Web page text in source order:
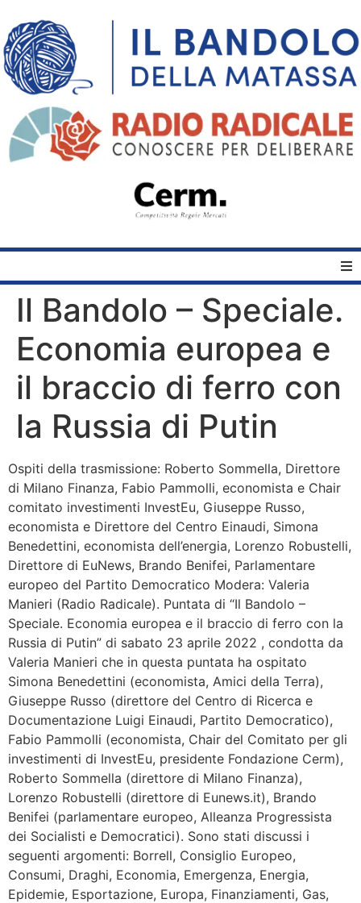
Home
Quelli del Bandolo
Bandolo
Connessioni
Fondazione CERM
Fondazione CERM – Idee
Il Bandolo – Speciale.
Economia europea e
il braccio di ferro con
la Russia di Putin
Ospiti della trasmissione: Roberto Sommella, Direttore
di Milano Finanza, Fabio Pammolli, economista e Chair
comitato investimenti InvestEu, Giuseppe Russo,
economista e Direttore del Centro Einaudi, Simona
Benedettini, economista dell’energia, Lorenzo Robustelli,
Direttore di EuNews, Brando Benifei, Parlamentare
europeo del Partito Democratico Modera: Valeria
Manieri (Radio Radicale). Puntata di “Il Bandolo –
Speciale. Economia europea e il braccio di ferro con la
Russia di Putin” di sabato 23 aprile 2022 , condotta da
Valeria Manieri che in questa puntata ha ospitato
Simona Benedettini (economista, Amici della Terra),
Giuseppe Russo (direttore del Centro di Ricerca e
Documentazione Luigi Einaudi, Partito Democratico),
Fabio Pammolli (economista, Chair del Comitato per gli
investimenti di InvestEu, presidente Fondazione Cerm),
Roberto Sommella (direttore di Milano Finanza),
Lorenzo Robustelli (direttore di Eunews.it), Brando
Benifei (parlamentare europeo, Alleanza Progressista
dei Socialisti e Democratici). Sono stati discussi i
seguenti argomenti: Borrell, Consiglio Europeo,
Consumi, Draghi, Economia, Emergenza, Energia,
Epidemie, Esportazione, Europa, Finanziamenti, Gas,